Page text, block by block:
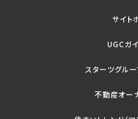
サイト
UGCガ
スターツグル
不動産オー